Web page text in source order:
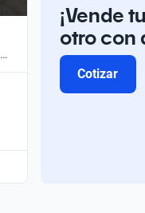
¡Vende
otro con
Cotizar